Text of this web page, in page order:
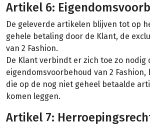
Artikel 6:
De geleverde artikelen blijven tot op
gehele betaling door de Klant, de
van 2 Fashion.
De Klant verbindt er zich toe zo nodig
eigendomsvoorbehoud van 2 Fashion,
die op de nog niet geheel betaalde
komen leggen.
Artikel 7: